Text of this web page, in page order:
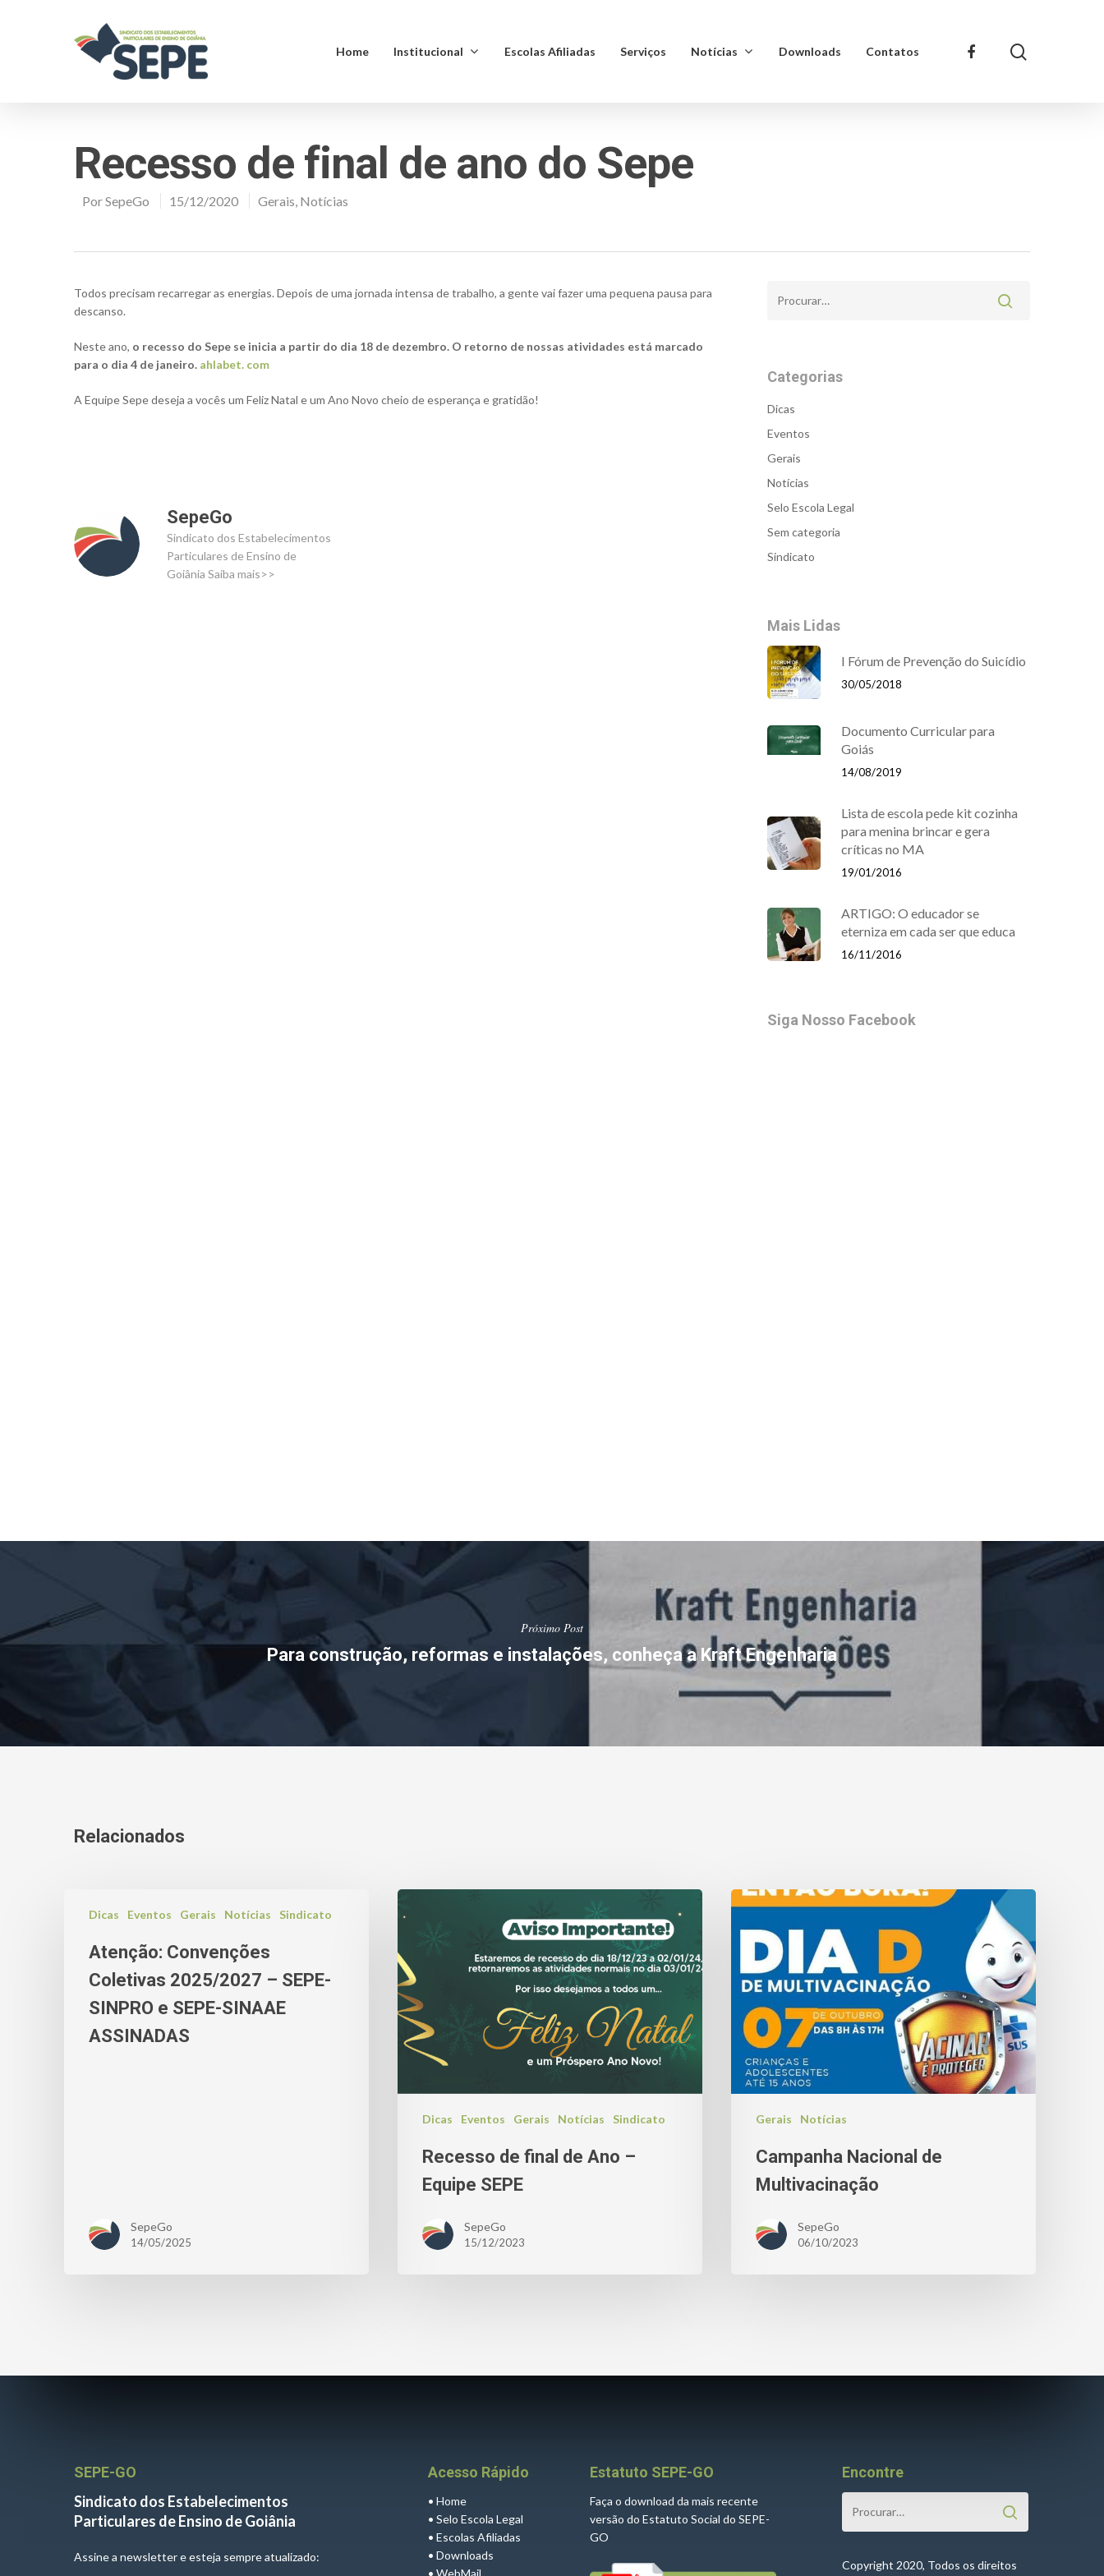
Home Institucional Escolas Afiliadas Serviços Notícias Downloads Contatos
Recesso de final de ano do Sepe
PorSepeGo 15/12/2020 Gerais, Notícias
Todos precisam recarregar as energias. Depois de uma jornada intensa de trabalho, a gente vai fazer uma pequena pausa para
descanso.
Neste ano, o recesso do Sepe se inicia a partir do dia 18 de dezembro. O retorno de nossas atividades está marcado
para o dia 4 de janeiro. ahlabet. com
A Equipe Sepe deseja a vocês um Feliz Natal e um Ano Novo cheio de esperança e gratidão!
SepeGo
Sindicato dos Estabelecimentos
Particulares de Ensino de
Goiânia Saiba mais>>
Categorias
Dicas
Eventos
Gerais
Notícias
Selo Escola Legal
Sem categoria
Sindicato
Mais Lidas
I Fórum de Prevenção do Suicídio
30/05/2018
Documento Curricular para
Goiás
14/08/2019
Lista de escola pede kit cozinha
para menina brincar e gera
críticas no MA
19/01/2016
ARTIGO: O educador se
eterniza em cada ser que educa
16/11/2016
Siga Nosso Facebook
Próximo Post
Para construção, reformas e instalações, conheça a Kraft Engenharia
Relacionados
Dicas Eventos Gerais Notícias Sindicato
Atenção: Convenções
Coletivas 2025/2027 – SEPE-
SINPRO e SEPE-SINAAE
ASSINADAS
SepeGo
14/05/2025
Dicas Eventos Gerais Notícias Sindicato
Recesso de final de Ano –
Equipe SEPE
SepeGo
15/12/2023
Gerais Notícias
Campanha Nacional de
Multivacinação
SepeGo
06/10/2023
SEPE-GO
Sindicato dos Estabelecimentos
Particulares de Ensino de Goiânia
Assine a newsletter e esteja sempre atualizado:
Acesso Rápido
• Home
• Selo Escola Legal
• Escolas Afiliadas
• Downloads
Estatuto SEPE-GO
Faça o download da mais recente
versão do Estatuto Social do SEPE-
GO
Encontre
Copyright 2020, Todos os direitos